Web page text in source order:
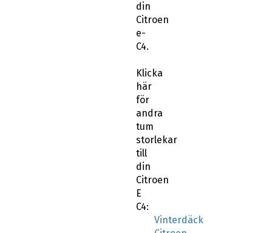
din
Citroen
e-
C4.
Klicka
här
för
andra
tum
storlekar
till
din
Citroen
E
C4:
Vinterdäck